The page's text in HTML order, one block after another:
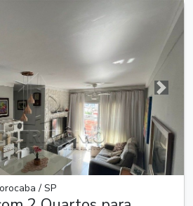
/ SP